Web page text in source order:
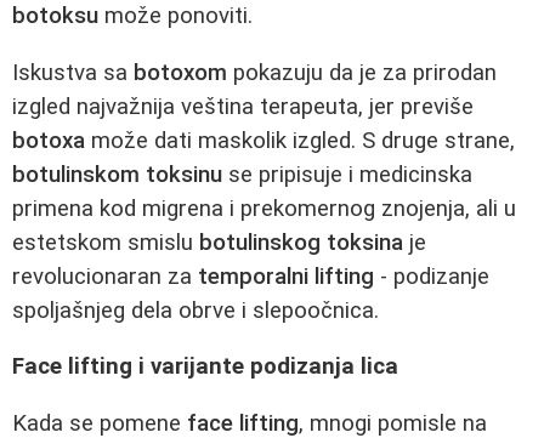
botoksu može ponoviti.
Iskustva sa botoxom pokazuju da je za prirodan
izgled najvažnija veština terapeuta, jer previše
botoxa može dati maskolik izgled. S druge strane,
botulinskom toksinu se pripisuje i medicinska
primena kod migrena i prekomernog znojenja, ali u
estetskom smislu botulinskog toksina je
revolucionaran za temporalni lifting - podizanje
spoljašnjeg dela obrve i slepoočnica.
Face lifting i varijante podizanja lica
Kada se pomene face lifting, mnogi pomisle na